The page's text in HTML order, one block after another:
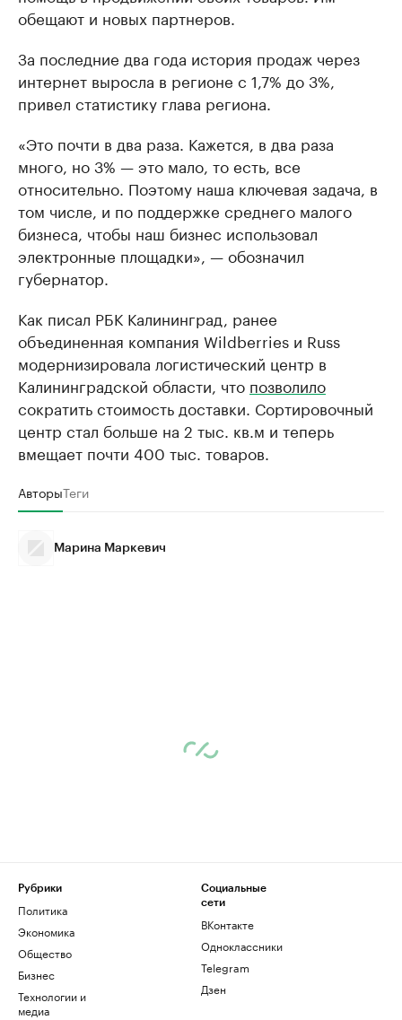
обещают и новых партнеров.
За последние два года история продаж через
интернет выросла в регионе с 1,7% до 3%,
привел статистику глава региона.
«Это почти в два раза. Кажется, в два раза
много, но 3% — это мало, то есть, все
относительно. Поэтому наша ключевая задача, в
том числе, и по поддержке среднего малого
бизнеса, чтобы наш бизнес использовал
электронные площадки», — обозначил
губернатор.
Как писал РБК Калининград, ранее
объединенная компания Wildberries и Russ
модернизировала логистический центр в
Калининградской области, что позволило
сократить стоимость доставки. Сортировочный
центр стал больше на 2 тыс. кв.м и теперь
вмещает почти 400 тыс. товаров.
АвторыТеги
Марина Маркевич
Рубрики
Политика
Экономика
Общество
Бизнес
Технологии и
медиа
Социальные
сети
ВКонтакте
Одноклассники
Telegram
Дзен